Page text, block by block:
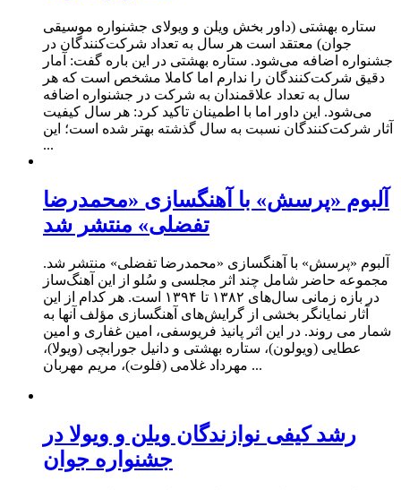
ستاره بهشتی (داور بخش ویلن و ویولای جشنواره موسیقی
جوان) معتقد است هر سال به تعداد شرکت‌کنندگان در
جشنواره اضافه می‌شود. ستاره بهشتی در این باره گفت: آمار
دقیق شرکت‌کنندگان را ندارم اما کاملا مشخص است که هر
سال به تعداد علاقمندان به شرکت در جشنواره اضافه
می‌شود. این داور اما با اطمینان تاکید کرد: هر سال کیفیت
آثار شرکت‌کنندگان نسبت به سال گذشته بهتر شده است؛ این
...
آلبوم «پرسش» با آهنگسازی «محمدرضا
تفضلی» منتشر شد
آلبوم «پرسش» با آهنگسازی «محمدرضا تفضلی» منتشر شد.
مجموعه‌ حاضر شامل چند اثر مجلسی و سُلو از این آهنگ‌ساز
در بازه‌ زمانی سال‌های ۱۳۸۲ تا ۱۳۹۴ است. هر کدام از این
آثار نمایانگر بخشی از گرایش‌های آهنگسازی مؤلف آنها به
شمار می روند. در این اثر پانیذ فریوسفی، امین غفاری و امین
عطایی (ویولون)، ستاره بهشتی و دانیل جورابچی (ویولا)،
مهرداد غلامی (فلوت)، مریم مهربان ...
رشد کیفی نوازندگان ویلن و ویولا در
جشنواره جوان